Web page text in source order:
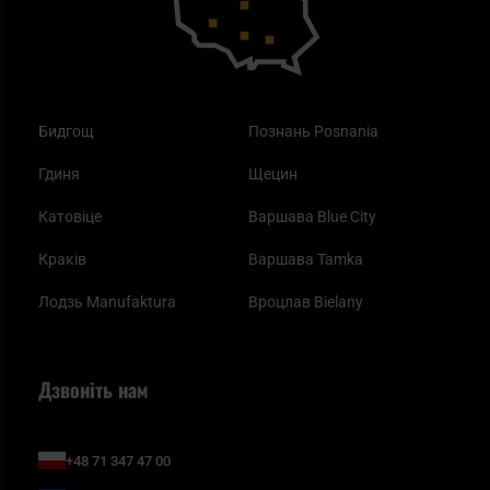
Бидгощ
Гдиня
Катовіце
Краків
Лодзь Manufaktura
Познань Posnania
Щецин
Варшава Blue City
Варшава Tamka
Вроцлав Bielany
Дзвоніть нам
+48 71 347 47 00